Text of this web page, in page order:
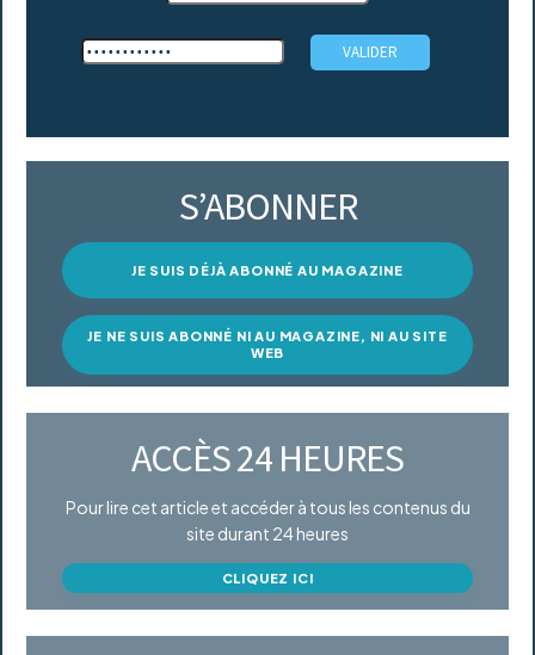
S’ABONNER
JE SUIS DÉJÀ ABONNÉ AU MAGAZINE
JE NE SUIS ABONNÉ NI AU MAGAZINE, NI AU SITE
WEB
ACCÈS 24 HEURES
Pour lire cet article et accéder à tous les contenus du
site durant 24 heures
CLIQUEZ ICI